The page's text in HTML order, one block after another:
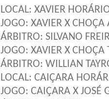
LOCAL: XAVIER
JOGO: XAVIER X CHOÇA
ÁRBITRO: SILVANO
JOGO: XAVIER X
ÁRBITRO: WILLIAN
LOCAL: CAIÇARA
JOGO: CAIÇARA X JOSÉ